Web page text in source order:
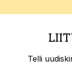
Telli